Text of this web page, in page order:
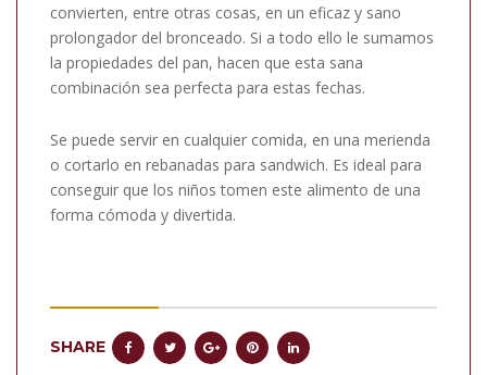
convierten, entre otras cosas, en un eficaz y sano
prolongador del bronceado. Si a todo ello le sumamos
la propiedades del pan, hacen que esta sana
combinación sea perfecta para estas fechas.
Se puede servir en cualquier comida, en una merienda
o cortarlo en rebanadas para sandwich. Es ideal para
conseguir que los niños tomen este alimento de una
forma cómoda y divertida.
SHARE